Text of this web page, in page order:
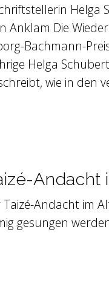
Anklam Die
Bachmann-
Helga
wie in den
Andacht im
gesungen